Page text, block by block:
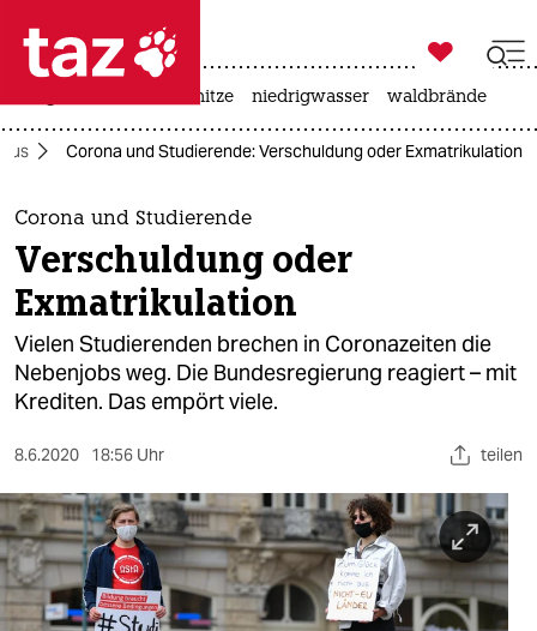
 taz zahl ich
taz zahl ich
themen
politik
öko
gesellschaft
sport
berlin
nord

taz zahl ich
hitze niedrigwasser waldbrände
Corona und Studierende: Verschuldung oder Exmatrikulation
Corona und Studierende
Verschuldung oder
Exmatrikulation
Vielen Studierenden brechen in Coronazeiten die
Nebenjobs weg. Die Bundesregierung reagiert – mit
Krediten. Das empört viele.
8.6.2020 18:56 Uhr teilen